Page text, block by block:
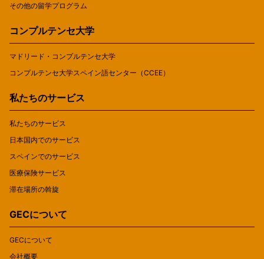
その他の留学プログラム
コンプルテンセ大学
マドリード・コンプルテンセ大学
コンプルテンセ大学スペイン語センター（CCEE）
私たちのサービス
私たちのサービス
日本国内でのサービス
スペインでのサービス
医療保険サービス
滞在場所の斡旋
GECについて
GECについて
会社概要